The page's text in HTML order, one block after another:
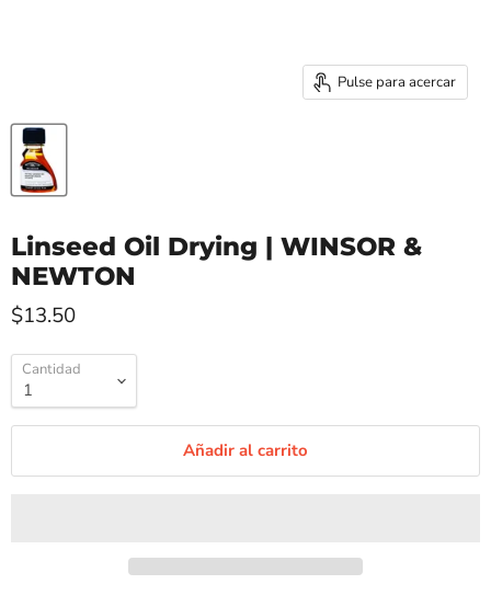
Pulse para acercar
Linseed Oil Drying | WINSOR &
NEWTON
$13.50
Cantidad
Añadir al carrito